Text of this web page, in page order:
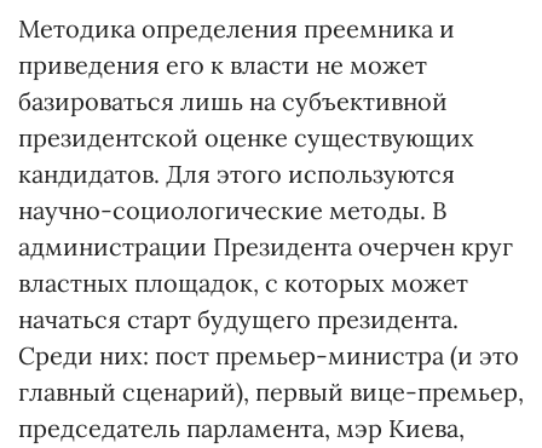
Методика определения преемника и
приведения его к власти не может
базироваться лишь на субъективной
президентской оценке существующих
кандидатов. Для этого используются
научно-социологические методы. В
администрации Президента очерчен круг
властных площадок, с которых может
начаться старт будущего президента.
Среди них: пост премьер-министра (и это
главный сценарий), первый вице-премьер,
председатель парламента, мэр Киева,